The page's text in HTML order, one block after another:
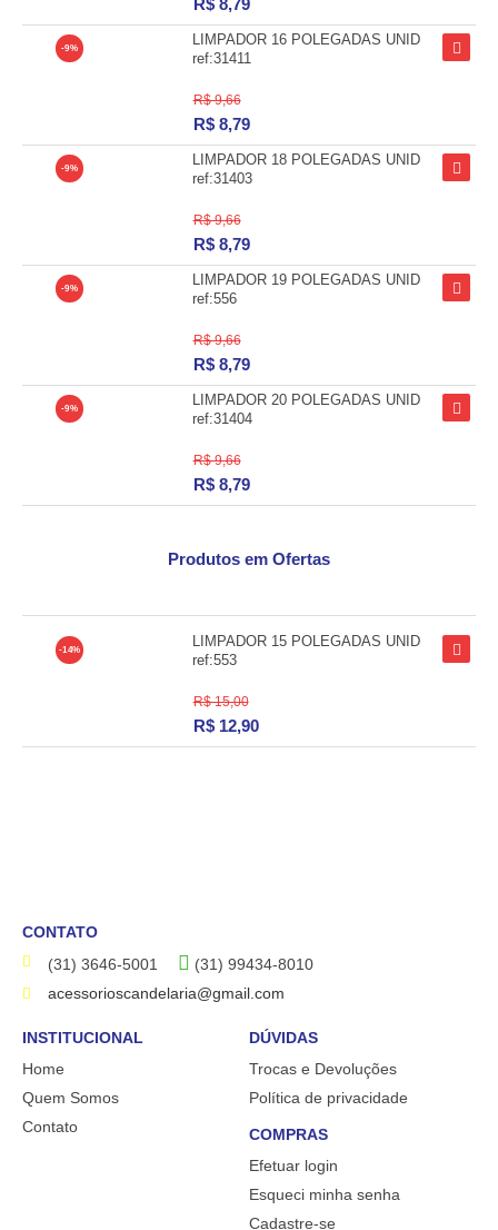
R$ 8,79
-9%
LIMPADOR 16 POLEGADAS UNID
ref:31411
R$ 9,66
R$ 8,79
-9%
LIMPADOR 18 POLEGADAS UNID
ref:31403
R$ 9,66
R$ 8,79
-9%
LIMPADOR 19 POLEGADAS UNID
ref:556
R$ 9,66
R$ 8,79
-9%
LIMPADOR 20 POLEGADAS UNID
ref:31404
R$ 9,66
R$ 8,79
Produtos em Ofertas
-14%
LIMPADOR 15 POLEGADAS UNID
ref:553
R$ 15,00
R$ 12,90
CONTATO
(31) 3646-5001
(31) 99434-8010
acessorioscandelaria@gmail.com
INSTITUCIONAL
Home
Quem Somos
Contato
DÚVIDAS
Trocas e Devoluções
Política de privacidade
COMPRAS
Efetuar login
Esqueci minha senha
Cadastre-se